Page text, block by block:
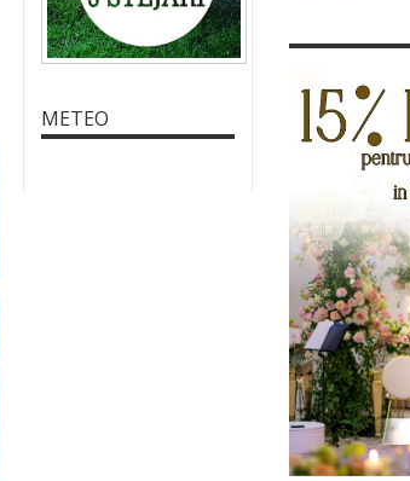
METEO